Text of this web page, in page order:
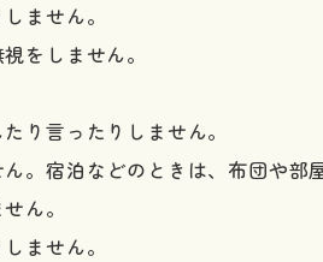
ません。
をしません。
り言ったりしません。
。宿泊などのときは、布団や部
ん。
ません。